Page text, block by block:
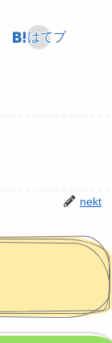
はてブ
nekt